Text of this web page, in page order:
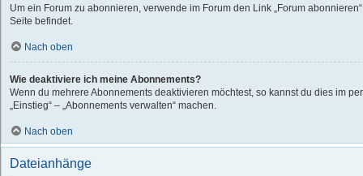
Um ein Forum zu abonnieren, verwende im Forum den Link „Forum
Seite befindet.
Nach oben
Wie deaktiviere ich meine Abonnements?
Wenn du mehrere Abonnements deaktivieren möchtest, so kannst du dies im
„Einstieg“ – „Abonnements verwalten“ machen.
Nach oben
Dateianhänge